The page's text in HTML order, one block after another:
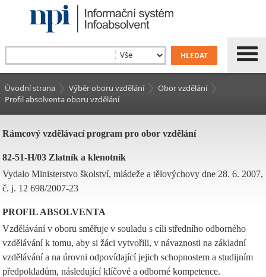
Úvodní strana Výběr oboru vzdělání
Obor vzdělání
Profil absolventa oboru vzdělání
Rámcový vzdělávací program pro obor vzdělání
82-51-H/03 Zlatník a klenotník
Vydalo Ministerstvo školství, mládeže a tělovýchovy dne 28. 6. 2007,
č. j. 12 698/2007-23
PROFIL ABSOLVENTA
Vzdělávání v oboru směřuje v souladu s cíli středního odborného
vzdělávání k tomu, aby si žáci vytvořili, v návaznosti na základní
vzdělávání a na úrovni odpovídající jejich schopnostem a studijním
předpokladům, následující klíčové a odborné kompetence.